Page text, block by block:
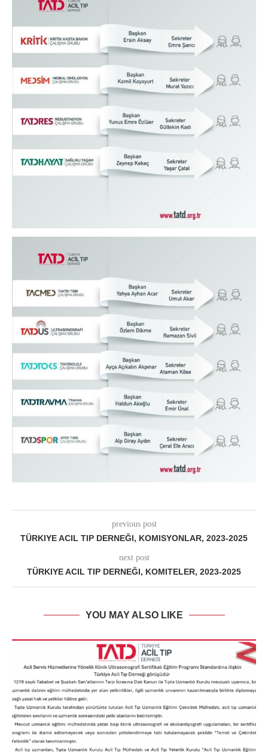
previous post
TÜRKIYE ACIL TIP DERNEĞI, KOMISYONLAR, 2023-2025
next post
TÜRKIYE ACIL TIP DERNEĞI, KOMITELER, 2023-2025
YOU MAY ALSO LIKE